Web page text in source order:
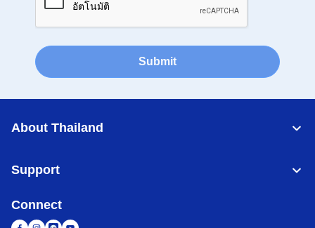
Submit
About Thailand
Support
Connect